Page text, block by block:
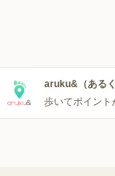
aruku&（ある
歩いてポイント